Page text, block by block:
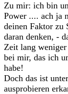
Zu mir: ich bin
Power .... ach ja
deinen Faktor zu
daran denken, -
Zeit lang
bei mir, das ich
habe!
Doch das ist
ausprobieren